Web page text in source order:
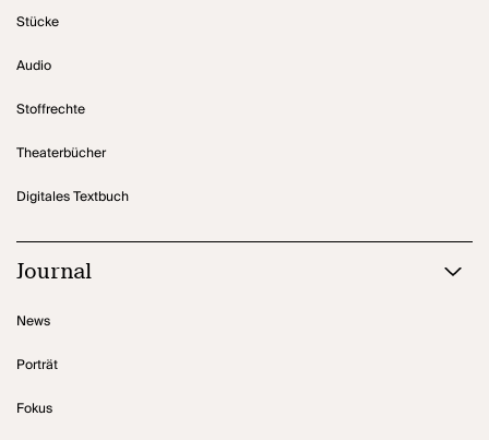
Stücke
Audio
Stoffrechte
Theaterbücher
Digitales Textbuch
Journal
News
Porträt
Fokus